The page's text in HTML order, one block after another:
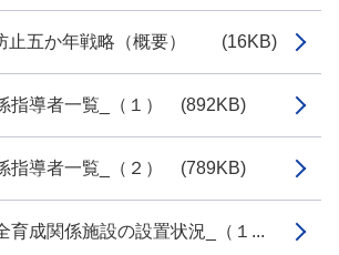
止五か年戦略（概要） (16KB)
指導者一覧_（１） (892KB)
指導者一覧_（２） (789KB)
成関係施設の設置状況_（１...